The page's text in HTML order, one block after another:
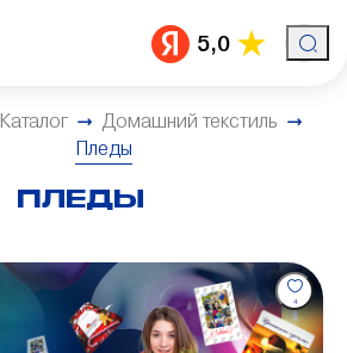
5,0
Каталог
Домашний текстиль
Пледы
ПЛЕДЫ
4